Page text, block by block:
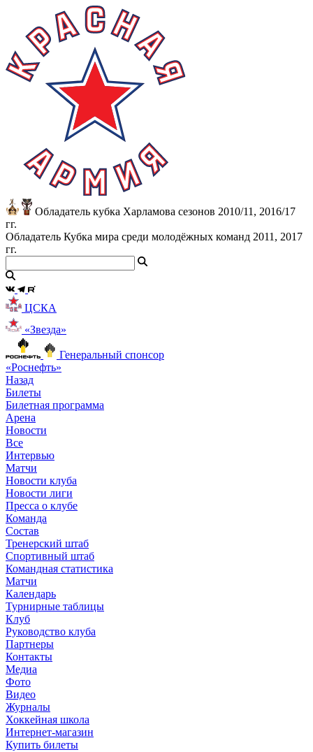
Обладатель кубка Харламова сезонов 2010/11, 2016/17
гг.
Обладатель Кубка мира среди молодёжных команд 2011, 2017
гг.
ЦСКА
«Звезда»
Генеральный спонсор
«Роснефть»
Назад
Билеты
Билетная программа
Арена
Новости
Все
Интервью
Матчи
Новости клуба
Новости лиги
Пресса о клубе
Команда
Состав
Тренерский штаб
Спортивный штаб
Командная статистика
Матчи
Календарь
Турнирные таблицы
Клуб
Руководство клуба
Партнеры
Контакты
Медиа
Фото
Видео
Журналы
Хоккейная школа
Интернет-магазин
Купить билеты